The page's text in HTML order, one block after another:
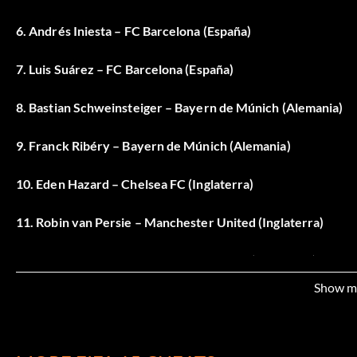
6. Andrés Iniesta – FC Barcelona (España)
7. Luis Suárez – FC Barcelona (España)
8. Bastian Schweinsteiger – Bayern de Múnich (Alemania)
9. Franck Ribéry – Bayern de Múnich (Alemania)
10. Eden Hazard – Chelsea FC (Inglaterra)
11. Robin van Persie – Manchester United (Inglaterra)
12. Radamel Falcao – Manchester United (Inglaterra)
Show